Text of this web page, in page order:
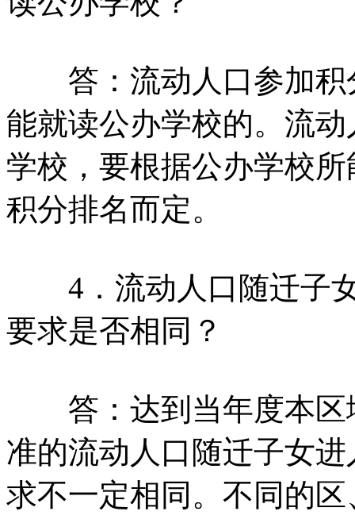
答：流动人口参加积
能就读公办学校的。流
学校，要根据公办学校
积分排名而定。
4．流动人口随迁子女
要求是否相同？
答：达到当年度本区
准的流动人口随迁子女
求不一定相同。不同的